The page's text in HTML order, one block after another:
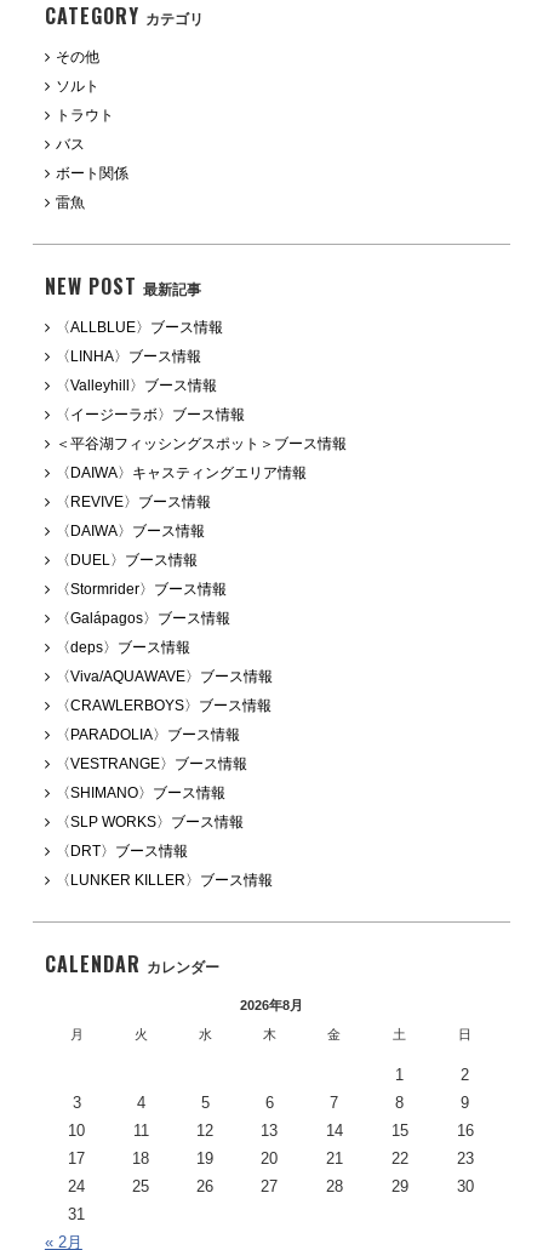
CATEGORY カテゴリ
その他
ソルト
トラウト
バス
ボート関係
雷魚
NEW POST 最新記事
〈ALLBLUE〉ブース情報
〈LINHA〉ブース情報
〈Valleyhill〉ブース情報
〈イージーラボ〉ブース情報
＜平谷湖フィッシングスポット＞ブース情報
〈DAIWA〉キャスティングエリア情報
〈REVIVE〉ブース情報
〈DAIWA〉ブース情報
〈DUEL〉ブース情報
〈Stormrider〉ブース情報
〈Galápagos〉ブース情報
〈deps〉ブース情報
〈Viva/AQUAWAVE〉ブース情報
〈CRAWLERBOYS〉ブース情報
〈PARADOLIA〉ブース情報
〈VESTRANGE〉ブース情報
〈SHIMANO〉ブース情報
〈SLP WORKS〉ブース情報
〈DRT〉ブース情報
〈LUNKER KILLER〉ブース情報
CALENDAR カレンダー
2026年8月
月
火 水 木 金 土 日
1
2
3
4 5 6 7 8
9
10
11 12 13 14 15
16
17
18 19 20 21 22
23
24
25 26 27 28 29
30
31
« 2月